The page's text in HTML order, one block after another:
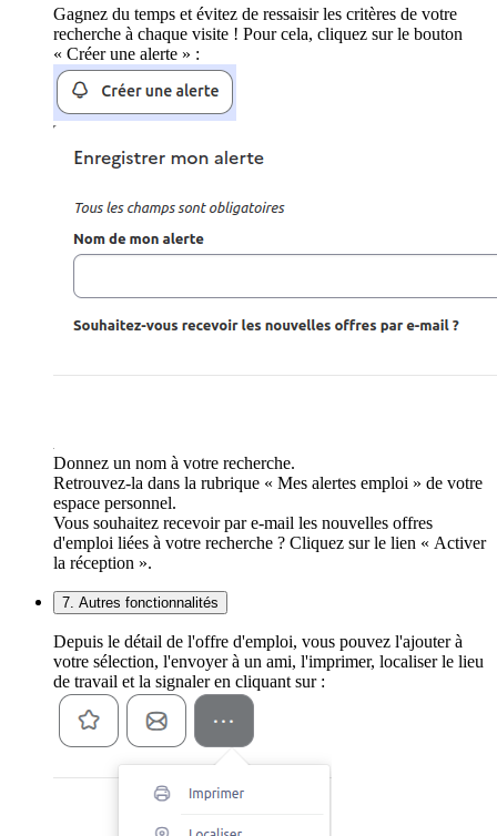
Gagnez du temps et évitez de ressaisir les critères de votre
recherche à chaque visite ! Pour cela, cliquez sur le bouton
« Créer une alerte » :
Donnez un nom à votre recherche.
Retrouvez-la dans la rubrique « Mes alertes emploi » de votre
espace personnel.
Vous souhaitez recevoir par e-mail les nouvelles offres
d'emploi liées à votre recherche ? Cliquez sur le lien « Activer
la réception ».
7. Autres fonctionnalités
Depuis le détail de l'offre d'emploi, vous pouvez l'ajouter à
votre sélection, l'envoyer à un ami, l'imprimer, localiser le lieu
de travail et la signaler en cliquant sur :